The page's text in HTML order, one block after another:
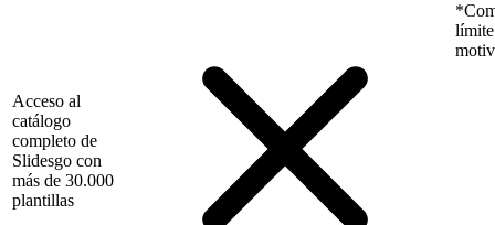
límite
Acceso al
catálogo
completo de
Slidesgo con
más de 30.000
plantillas